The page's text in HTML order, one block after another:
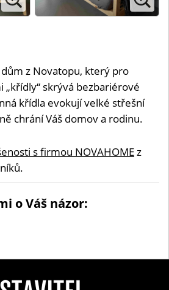
z Novatopu, který pro
„křídly“ skrývá bezbariérové
křídla evokují velké střešní
chrání Váš domov a rodinu.
s firmou NOVAHOMEz
o Váš názor: